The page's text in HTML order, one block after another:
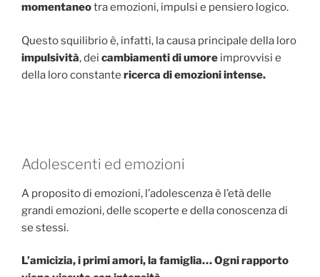
momentaneotra emozioni, impulsi e pensiero logico.
Questo squilibrio è, infatti, la causa principale della loro
impulsività, dei cambiamenti di umore improvvisi e
della loro constante ricerca di emozioni intense.
Adolescenti ed emozioni
A proposito di emozioni, l’adolescenza è l’età delle
grandi emozioni, delle scoperte e della conoscenza di
se stessi.
L’amicizia, i primi amori, la famiglia… Ogni rapporto